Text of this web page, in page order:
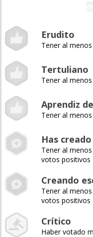
Erudito
Tener al
Tertuliano
Tener al
Aprendiz
Tener al
Has
Tener al
votos positivos
Creando
Tener al
votos positivos
Crítico
Haber votado